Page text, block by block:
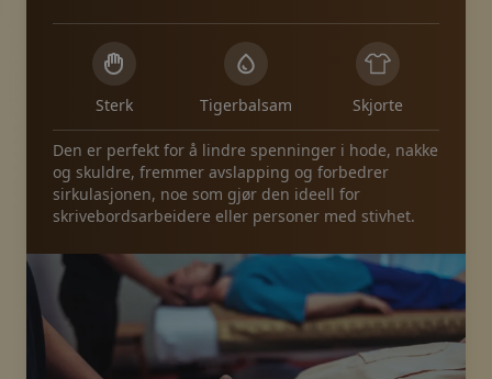
Sterk Tigerbalsam Skjorte
Den er perfekt for å lindre spenninger i hode, nakke
og skuldre, fremmer avslapping og forbedrer
sirkulasjonen, noe som gjør den ideell for
skrivebordsarbeidere eller personer med stivhet.